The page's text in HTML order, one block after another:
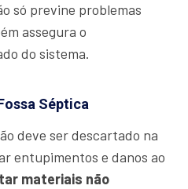
só previne problemas
assegura o
do sistema.
Séptica
deve ser descartado na
entupimentos e danos ao
materiais não